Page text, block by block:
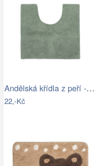
Andělská křídla z peří - zápich, bílá,…
22,-Kč